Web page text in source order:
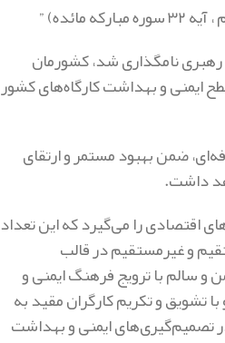
”
نامگذاری شد، کشورمان
ایمنی و بهداشت کارگاه‌های کشور
ضمن بهبود مستمر و ارتقای
داشت.
شاغل در فعالیت‌های اقتصادی را می‌گیرد که این تعداد
مستقیم و غیرمستقیم در قالب
و سالم با ترویج فرهنگ ایمنی و
و تکریم کارگران مقید به
تصمیم‌گیری‌های ایمنی و بهداشت